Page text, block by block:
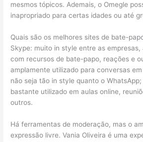
mesmos tópicos. Ademais, o Omegle
inapropriado para certas idades ou até
Quais são os melhores sites de bate-
Skype: muito in style entre as
com recursos de bate-papo, reações e
amplamente utilizado para conversas
não seja tão in style quanto o
bastante utilizado em aulas online,
outros.
Há ferramentas de moderação, mas o
expressão livre. Vania Oliveira é uma